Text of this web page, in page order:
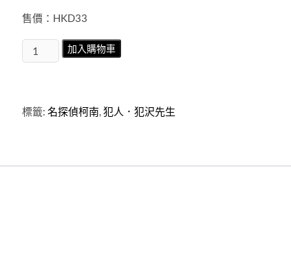
售價：HKD33
探
南
沢
加入購物車
標籤: 名探偵柯南,犯人．犯沢先生